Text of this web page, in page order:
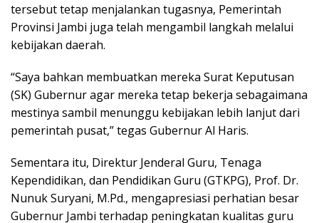
tersebut tetap menjalankan tugasnya, Pemerintah
Provinsi Jambi juga telah mengambil langkah melalui
kebijakan daerah.
“Saya bahkan membuatkan mereka Surat Keputusan
(SK) Gubernur agar mereka tetap bekerja sebagaimana
mestinya sambil menunggu kebijakan lebih lanjut dari
pemerintah pusat,” tegas Gubernur Al Haris.
Sementara itu, Direktur Jenderal Guru, Tenaga
Kependidikan, dan Pendidikan Guru (GTKPG), Prof. Dr.
Nunuk Suryani, M.Pd., mengapresiasi perhatian besar
Gubernur Jambi terhadap peningkatan kualitas guru